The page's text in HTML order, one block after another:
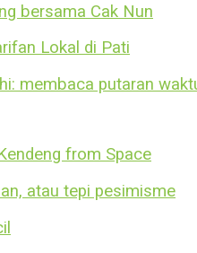
bersama Cak Nun
Lokal di Pati
membaca putaran
from Space
atau tepi pesimisme